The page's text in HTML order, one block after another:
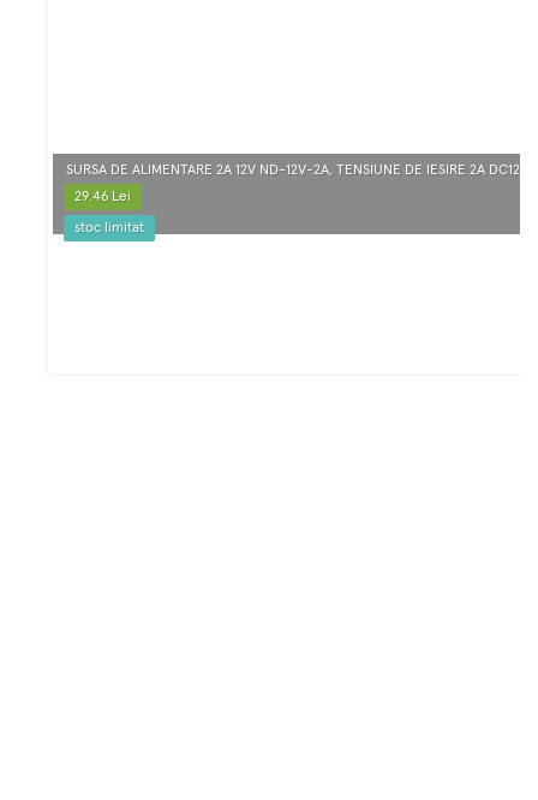
SURSA DE ALIMENTARE 2A 12V ND-12V-2A, TENSIUNE DE IESIRE 2A
29.46 Lei
stoc limitat